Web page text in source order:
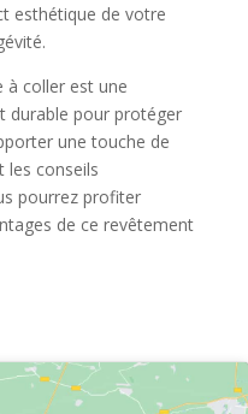
esthétique de votre
à coller est une
durable pour protéger
une touche de
les conseils
pourrez profiter
de ce revêtement